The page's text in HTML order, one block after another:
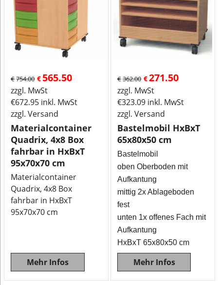
€754.00 € 565.50
zzgl. MwSt
€672.95 inkl. MwSt
zzgl. Versand
Materialcontainer
Quadrix, 4x8 Box
fahrbar in HxBxT
95x70x70 cm
Materialcontainer
Quadrix, 4x8 Box
fahrbar in HxBxT
95x70x70 cm
Mehr Infos
€362.00 €271.50
zzgl. MwSt
€323.09 inkl. MwSt
zzgl. Versand
Bastelmobil HxBxT
65x80x50 cm
Bastelmobil
oben Oberboden mit
Aufkantung
mittig 2x Ablageboden
fest
unten 1x offenes Fach mit
Aufkantung
HxBxT 65x80x50 cm
Mehr Infos